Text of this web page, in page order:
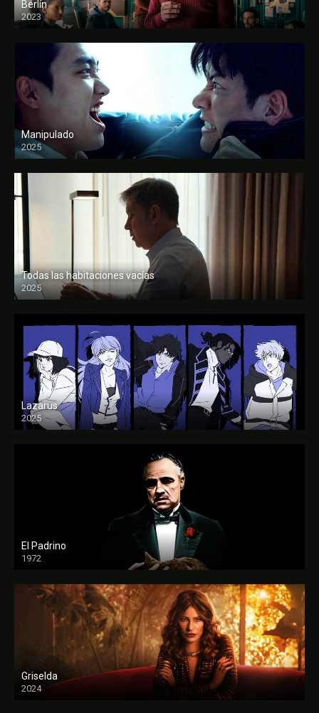
Berlín
2023
Manipulado
2025
Todas las habitaciones vacías
2025
FULL HD
Lazarus
2025
El Padrino
1972
FULL HD
Griselda
2024